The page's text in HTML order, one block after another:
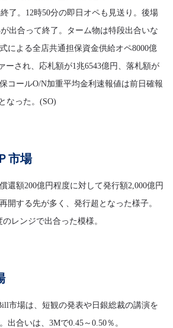
了。12時50分の即日オペも見送り。後場
出合って終了。ターム物は特段出合いな
による全店共通担保資金供給オペ8000億
ーされ、応札額が1兆6543億円、落札額が
コールO/N加重平均金利速報値は前日確報
なった。(SO)
市場
還額200億円程度に対して発行額2,000億円
開する先が多く、発行超となった様子。
レンジで出合った模様。
場は、短観の発表や日銀総裁の講演を
出合いは、3Mで0.45～0.50％。